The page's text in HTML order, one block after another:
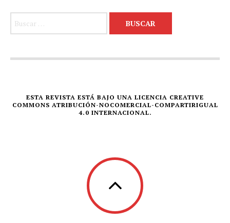
ESTA REVISTA ESTÁ BAJO UNA LICENCIA CREATIVE
COMMONS ATRIBUCIÓN-NOCOMERCIAL-COMPARTIRIGUAL
4.0 INTERNACIONAL.